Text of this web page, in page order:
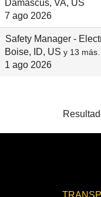
Damascus, VA, US
7 ago 2026
Safety Manager -
Boise, ID, US y 13
1 ago 2026